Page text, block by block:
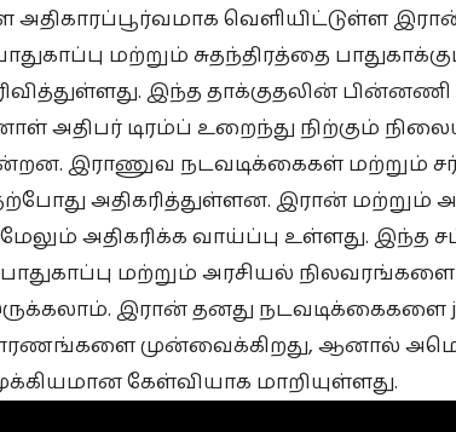
வெளியிட்டுள்ள
மற்றும் சுதந்திரத்தை
இந்த தாக்குதலின் பின்னணி
அதிபர் டிரம்ப் உறைந்து நிற்கும்
இராணுவ நடவடிக்கைகள் மற்றும்
அதிகரித்துள்ளன. இரான் மற்றும்
அதிகரிக்க வாய்ப்பு உள்ளது. இந்த
மற்றும் அரசியல் நிலவரங்களை
இரான் தனது நடவடிக்கைகளை
முன்வைக்கிறது, ஆனால்
கேள்வியாக மாறியுள்ளது.